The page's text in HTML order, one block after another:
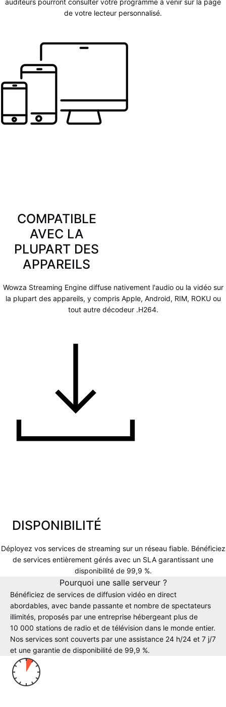
auditeurs pourront consulter votre programme à venir sur la page
de votre lecteur personnalisé.
COMPATIBLE
AVEC LA
PLUPART DES
APPAREILS
Wowza Streaming Engine diffuse nativement l'audio ou la vidéo sur
la plupart des appareils, y compris Apple, Android, RIM, ROKU ou
tout autre décodeur .H264.
DISPONIBILITÉ
Déployez vos services de streaming sur un réseau fiable. Bénéficiez
de services entièrement gérés avec un SLA garantissant une
disponibilité de 99,9 %.
Pourquoi une salle serveur ?
Bénéficiez de services de diffusion vidéo en direct
abordables, avec bande passante et nombre de spectateurs
illimités, proposés par une entreprise hébergeant plus de
10 000 stations de radio et de télévision dans le monde entier.
Nos services sont couverts par une assistance 24 h/24 et 7 j/7
et une garantie de disponibilité de 99,9 %.